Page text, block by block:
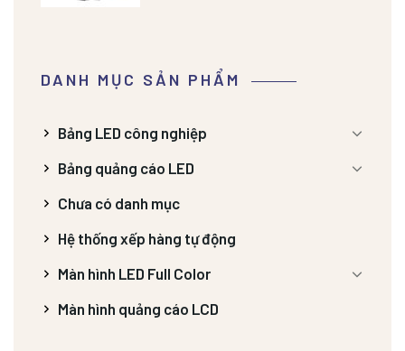
DANH MỤC SẢN PHẨM
Bảng LED công nghiệp
Bảng quảng cáo LED
Chưa có danh mục
Hệ thống xếp hàng tự động
Màn hình LED Full Color
Màn hình quảng cáo LCD